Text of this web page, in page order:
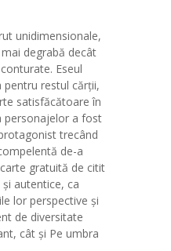
unidimensionale,
degrabă decât
Eseul
pentru restul cărții,
satisfăcătoare în
personajelor a fost
trecând
de-a
gratuită de citit
autentice, ca
lor perspective și
de diversitate
cât și Pe umbra